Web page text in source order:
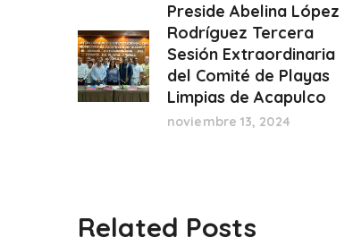
Preside Abelina López
Rodríguez Tercera
Sesión Extraordinaria
del Comité de Playas
Limpias de Acapulco
noviembre 13, 2024
Related Posts